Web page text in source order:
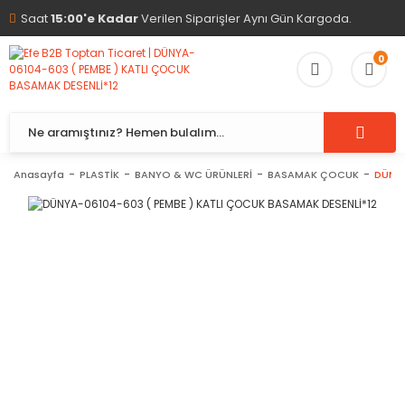
Saat15:00'e KadarVerilen Siparişler Aynı Gün Kargoda.
0
Anasayfa PLASTİK BANYO & WC ÜRÜNLERİ BASAMAK ÇOCUK